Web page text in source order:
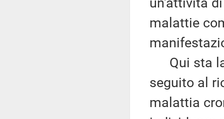
malattie
Qui sta la
seguito al
malattia